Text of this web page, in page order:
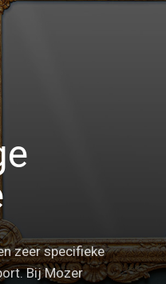
zeer specifieke
Bij Mozer